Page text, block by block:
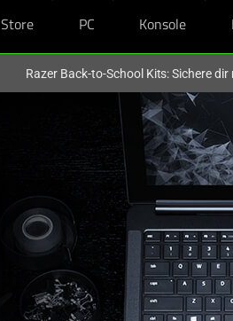
Store PC Konsole
Razer Back-to-School Kits: Sichere